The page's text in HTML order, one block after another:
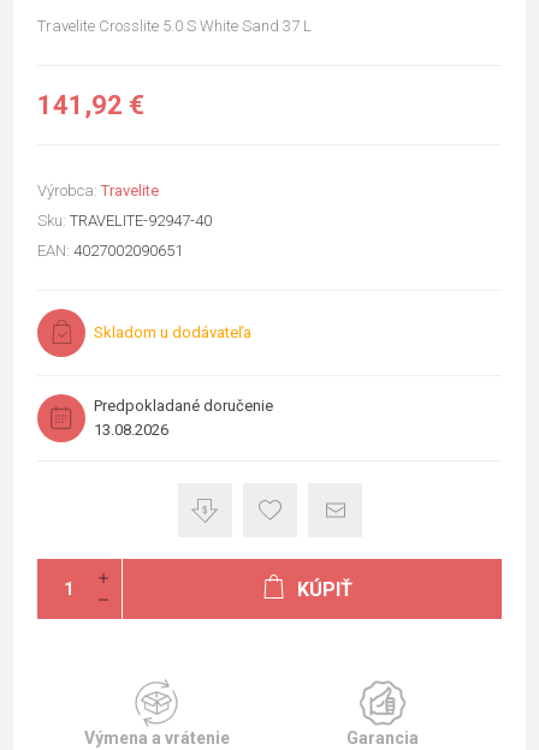
Travelite Crosslite 5.0 S White Sand 37 L
141,92 €
Výrobca: Travelite
Sku: TRAVELITE-92947-40
EAN: 4027002090651
Skladom u dodávateľa
Predpokladané doručenie
13.08.2026
KÚPIŤ
Výmena a vrátenie
Garancia